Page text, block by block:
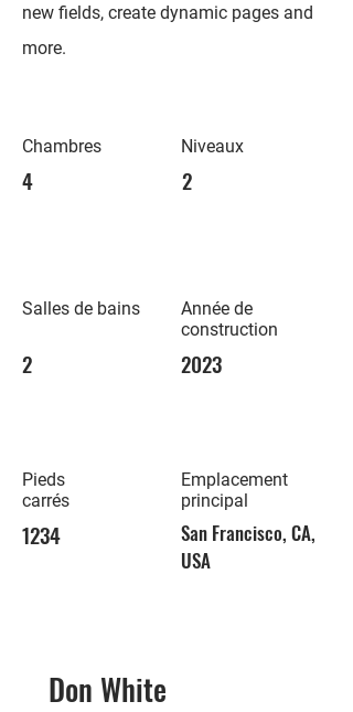
new fields, create dynamic pages and
more.
Chambres
4
Salles de bains
2
Pieds
carrés
1234
Niveaux
2
Année de
construction
2023
Emplacement
principal
San Francisco, CA,
USA
Don White